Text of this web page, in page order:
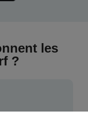
les
?